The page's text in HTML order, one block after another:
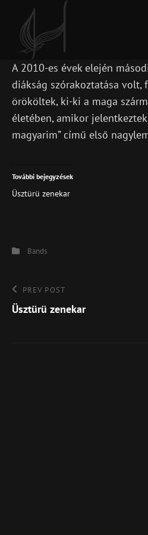
A 2010-es évek elején
diákság szórakoztatása volt,
örököltek, ki-ki a maga
életében, amikor
magyarim” című első
További bejegyzések
Üsztürü zenekar
Categories
Bands
Bejegyzés
navigáció
Previous
Post
PREV POST
Üsztürü zenekar